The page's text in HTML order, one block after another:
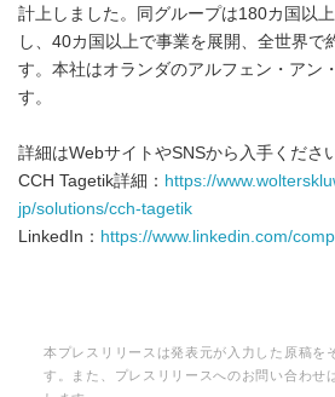
計上しました。同グループは180カ国以
し、40カ国以上で事業を展開、全世界で
す。本社はオランダのアルフェン・アン
す。
詳細はWebサイトやSNSから入手くださ
CCH Tagetik詳細： https://
jp/solutions/cch-tagetik
LinkedIn： https://www.linkedin.com/
本プレスリリースは発表元が入力した原稿を
す。また、プレスリリースへのお問い合わせ